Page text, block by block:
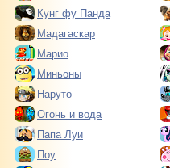
Кунг фу Панда
Мадагаскар
Марио
Миньоны
Наруто
Огонь и вода
Папа Луи
Поу